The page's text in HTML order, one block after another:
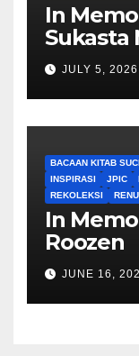
In
Sukasta
JULY 5, 2026
BACAAN KITAB SUCI
INSPIRASI
JPIC
REKOLEKSI
In
Roozen
JUNE 16,